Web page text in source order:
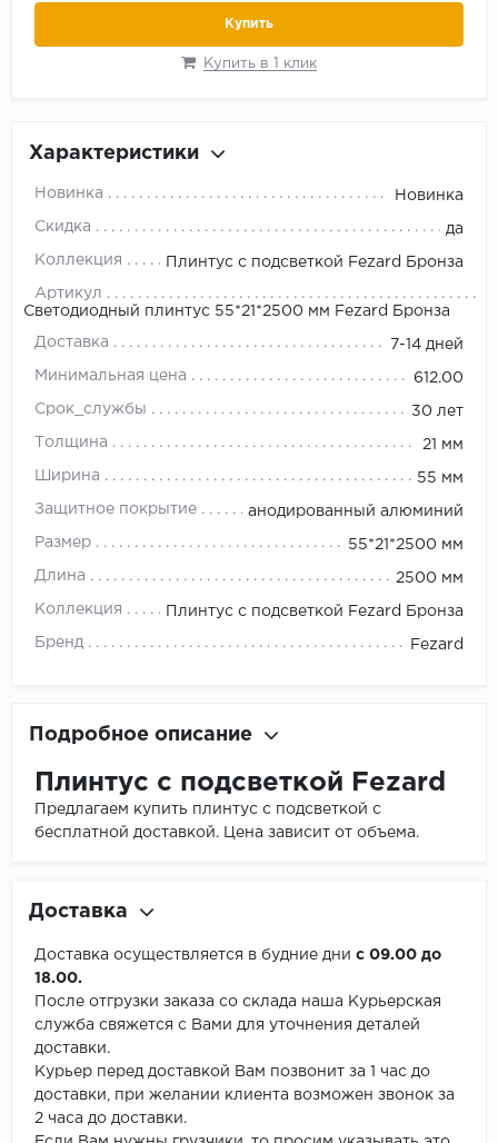
Купить
Купить в 1 клик
Характеристики
Новинка Новинка
Скидка да
Коллекция Плинтус с подсветкой Fezard Бронза
Артикул
Светодиодный плинтус 55*21*2500 мм Fezard Бронза
Доставка 7-14 дней
Минимальная цена 612.00
Срок_службы 30 лет
Толщина 21 мм
Ширина 55 мм
Защитное покрытие анодированный алюминий
Размер 55*21*2500 мм
Длина 2500 мм
Коллекция Плинтус с подсветкой Fezard Бронза
Бренд Fezard
Подробное описание
Плинтус с подсветкой Fezard
Предлагаем купить плинтус с подсветкой с
бесплатной доставкой. Цена зависит от объема.
Доставка
Доставка осуществляется в будние дни с 09.00 до
18.00.
После отгрузки заказа со склада наша Курьерская
служба свяжется с Вами для уточнения деталей
доставки.
Курьер перед доставкой Вам позвонит за 1 час до
доставки, при желании клиента возможен звонок за
2 часа до доставки.